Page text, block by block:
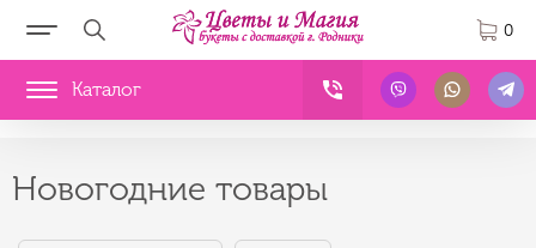
0
Каталог
Новогодние товары